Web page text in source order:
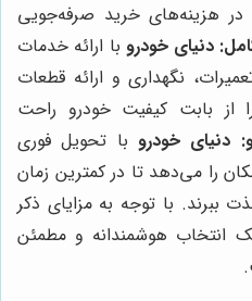
هزینه‌های خرید صرفه‌جویی
دنیای خودرو با ارائه خدمات
نگهداری و ارائه قطعات
از بابت کیفیت خودرو راحت
دنیای خودرو با تحویل فوری
را می‌دهد تا در کمترین زمان
ببرند. با توجه به مزایای ذکر
انتخاب هوشمندانه و مطمئن